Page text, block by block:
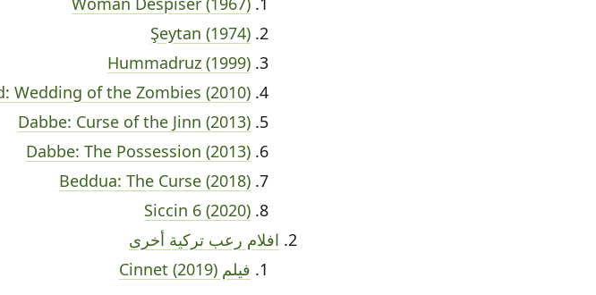
Şeytan (1974)
Hummadruz (1999)
Wedding of the Zombies (2010)
Dabbe: Curse of the Jinn (2013)
Dabbe: The Possession (2013)
Beddua: The Curse (2018)
Siccin 6 (2020)
افلام رعب تركية أخرى
فيلم Cinnet (2019)